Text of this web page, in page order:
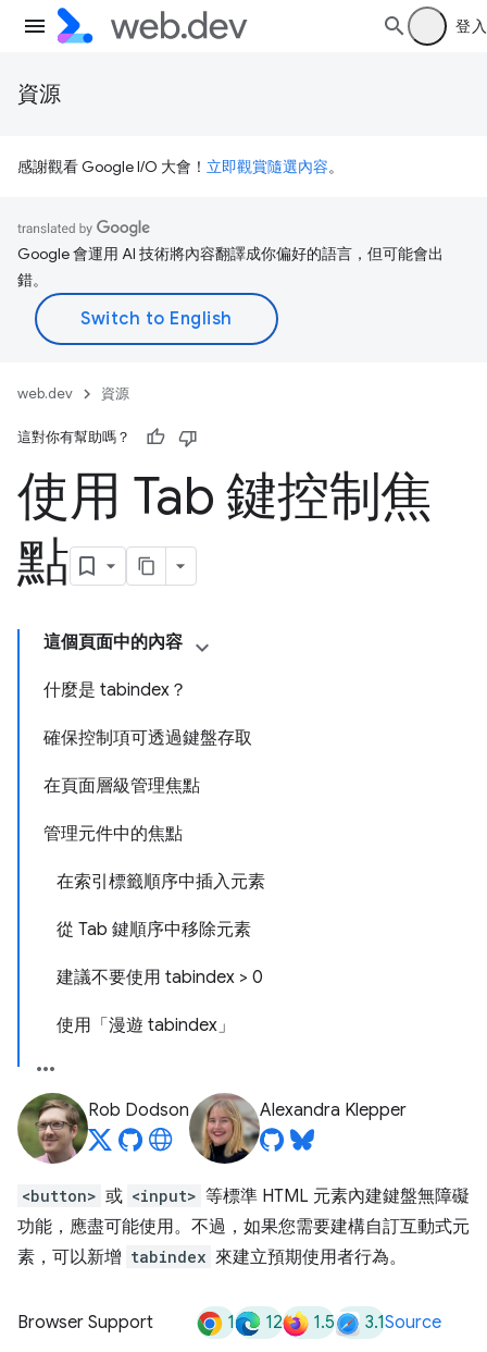
登入
資源
感謝觀看 Google I/O 大會！ 立即觀賞隨選內容。
Google 會運用 AI 技術將內容翻譯成你偏好的語言，但可能會出
錯。
web.dev 資源
這對你有幫助嗎？
使用 Tab 鍵控制焦
點
這個頁面中的內容
什麼是 tabindex？
確保控制項可透過鍵盤存取
在頁面層級管理焦點
管理元件中的焦點
在索引標籤順序中插入元素
從 Tab 鍵順序中移除元素
建議不要使用 tabindex > 0
使用「漫遊 tabindex」
Rob Dodson Alexandra Klepper
<button> 或 <input> 等標準 HTML 元素內建鍵盤無障礙
功能，應盡可能使用。不過，如果您需要建構自訂互動式元
素，可以新增 tabindex 來建立預期使用者行為。
Browser Support 1 12 1.5 3.1Source